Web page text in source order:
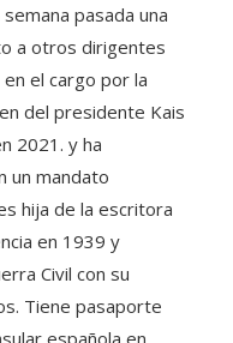
pasada una
a otros dirigentes
el cargo por la
del presidente Kais
2021. y ha
un mandato
hija de la escritora
en 1939 y
Civil con su
Tiene pasaporte
española en